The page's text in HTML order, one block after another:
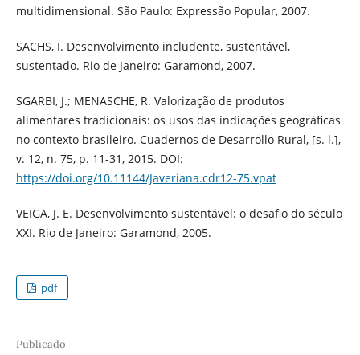
multidimensional. São Paulo: Expressão Popular, 2007.
SACHS, I. Desenvolvimento includente, sustentável,
sustentado. Rio de Janeiro: Garamond, 2007.
SGARBI, J.; MENASCHE, R. Valorização de produtos
alimentares tradicionais: os usos das indicações geográficas
no contexto brasileiro. Cuadernos de Desarrollo Rural, [s. l.],
v. 12, n. 75, p. 11-31, 2015. DOI:
https://doi.org/10.11144/Javeriana.cdr12-75.vpat
VEIGA, J. E. Desenvolvimento sustentável: o desafio do século
XXI. Rio de Janeiro: Garamond, 2005.
pdf
Publicado